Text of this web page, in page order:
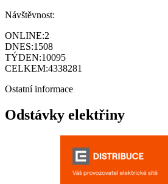
Návštěvnost:
ONLINE:2
DNES:1508
TÝDEN:10095
CELKEM:4338281
Ostatní informace
Odstávky elektřiny